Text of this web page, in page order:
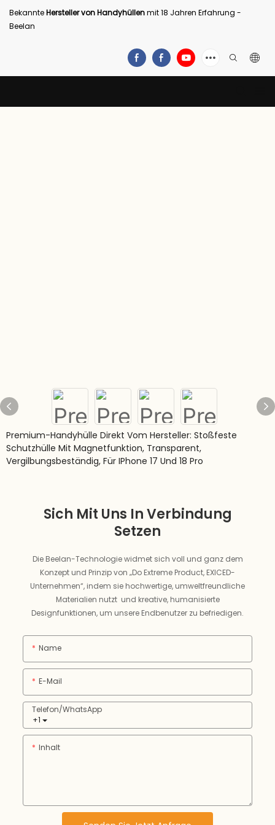
BekannteHersteller von Handyhüllenmit 18 Jahren Erfahrung -
Beelan
Premium-Handyhülle Direkt Vom Hersteller: Stoßfeste
Schutzhülle Mit Magnetfunktion, Transparent,
Vergilbungsbeständig, Für IPhone 17 Und 18 Pro
Sich Mit Uns In Verbindung
Setzen
Die Beelan-Technologie widmet sich voll und ganz dem
Konzept und Prinzip von „Do Extreme Product, EXICED-
Unternehmen“, indem sie hochwertige, umweltfreundliche
Materialien nutzt und kreative, humanisierte
Designfunktionen, um unsere Endbenutzer zu befriedigen.
Name
E-Mail
+1
Telefon/WhatsApp
Inhalt